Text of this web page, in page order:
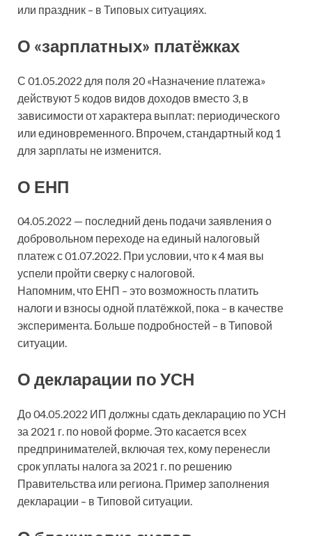
или праздник – в Типовых ситуациях.
О «зарплатных» платёжках
С 01.05.2022 для поля 20 «Назначение платежа»
действуют 5 кодов видов доходов вместо 3, в
зависимости от характера выплат: периодического
или единовременного. Впрочем, стандартный код 1
для зарплаты не изменится.
О ЕНП
04.05.2022 — последний день подачи заявления о
добровольном переходе на единый налоговый
платеж с 01.07.2022. При условии, что к 4 мая вы
успели пройти сверку с налоговой.
Напомним, что ЕНП – это возможность платить
налоги и взносы одной платёжкой, пока – в качестве
эксперимента. Больше подробностей – в Типовой
ситуации.
О декларации по УСН
До 04.05.2022 ИП должны сдать декларацию по УСН
за 2021 г. по новой форме. Это касается всех
предпринимателей, включая тех, кому перенесли
срок уплаты налога за 2021 г. по решению
Правительства или региона. Пример заполнения
декларации – в Типовой ситуации.